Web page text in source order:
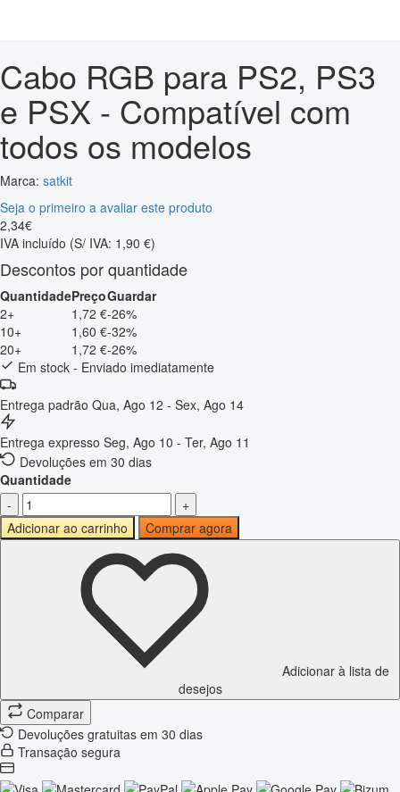
Cabo RGB para PS2, PS3
e PSX - Compatível com
todos os modelos
Marca: satkit
Seja o primeiro a avaliar este produto
2,34€
IVA incluído (S/ IVA: 1,90 €)
Descontos por quantidade
QuantidadePreçoGuardar
2+
1,72 €-26%
10+
1,60 €-32%
20+
1,72 €-26%
Em stock - Enviado imediatamente
Entrega padrão Qua, Ago 12 - Sex, Ago 14
Entrega expresso Seg, Ago 10 - Ter, Ago 11
Devoluções em 30 dias
Quantidade
-
+
Adicionar ao carrinho
Comprar agora
Adicionar à lista de
desejos
Comparar
Devoluções gratuitas em 30 dias
Transação segura